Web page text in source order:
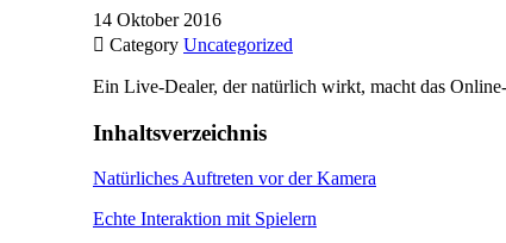
14 Oktober 2016
 Category Uncategorized
Ein Live-Dealer, der natürlich wirkt, macht das
Inhaltsverzeichnis
Natürliches Auftreten vor der Kamera
Echte Interaktion mit Spielern